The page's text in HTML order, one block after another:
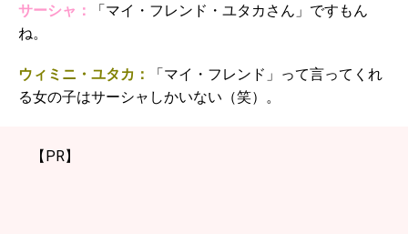
サーシャ：
「マイ・フレンド・ユタカさん」ですもん
ね。
ウィミニ・ユタカ：
「マイ・フレンド」って言ってくれ
る女の子はサーシャしかいない（笑）。
【PR】